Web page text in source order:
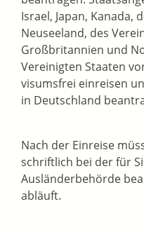
Israel, Japan, Kanada,
Neuseeland, des
Großbritannien und
Vereinigten Staaten
visumsfrei einreisen
in Deutschland
Nach der Einreise
schriftlich bei der für
Ausländerbehörde
abläuft.